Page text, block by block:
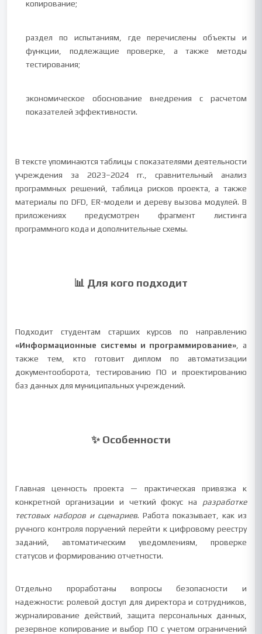
копирование;
раздел по испытаниям, где перечислены объекты и
функции, подлежащие проверке, а также методы
тестирования;
экономическое обоснование внедрения с расчетом
показателей эффективности.
В тексте упоминаются таблицы с показателями деятельности
учреждения за 2023–2024 гг., сравнительный анализ
программных решений, таблица рисков проекта, а также
материалы по DFD, ER-модели и дереву вызова модулей. В
приложениях предусмотрен фрагмент листинга
программного кода и дополнительные схемы.
📊 Для кого подходит
Подходит студентам старших курсов по направлению
«Информационные системы и программирование» , а
также тем, кто готовит диплом по автоматизации
документооборота, тестированию ПО и проектированию
баз данных для муниципальных учреждений.
✨ Особенности
Главная ценность проекта — практическая привязка к
конкретной организации и четкий фокус на разработке
тестовых наборов и сценариев. Работа показывает, как из
ручного контроля поручений перейти к цифровому реестру
заданий, автоматическим уведомлениям, проверке
статусов и формированию отчетности.
Отдельно проработаны вопросы безопасности и
надежности: ролевой доступ для директора и сотрудников,
журналирование действий, защита персональных данных,
резервное копирование и выбор ПО с учетом ограничений